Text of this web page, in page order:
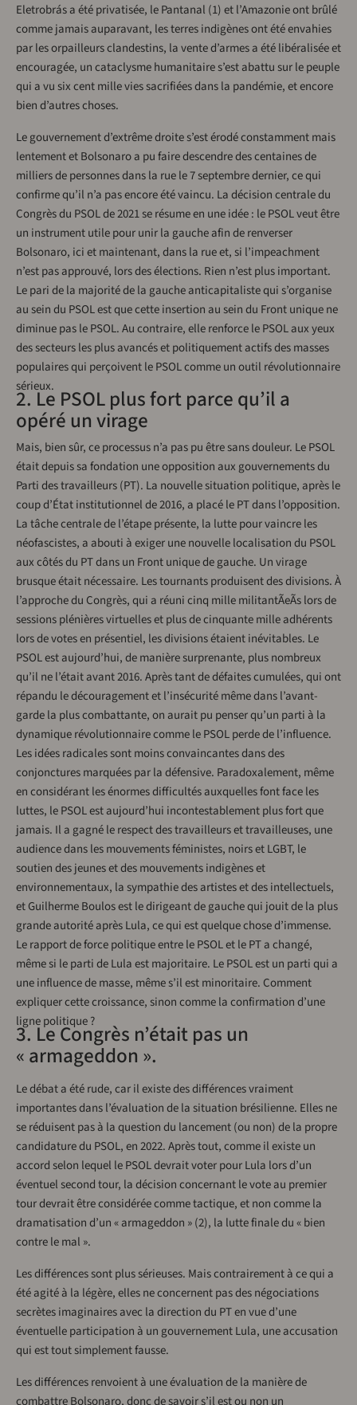
Eletrobrás a été privatisée, le Pantanal (1) et l’Amazonie ont brûlé
comme jamais auparavant, les terres indigènes ont été envahies
par les orpailleurs clandestins, la vente d’armes a été libéralisée et
encouragée, un cataclysme humanitaire s’est abattu sur le peuple
qui a vu six cent mille vies sacrifiées dans la pandémie, et encore
bien d’autres choses.
Le gouvernement d’extrême droite s’est érodé constamment mais
lentement et Bolsonaro a pu faire descendre des centaines de
milliers de personnes dans la rue le 7 septembre dernier, ce qui
confirme qu’il n’a pas encore été vaincu. La décision centrale du
Congrès du PSOL de 2021 se résume en une idée : le PSOL veut être
un instrument utile pour unir la gauche afin de renverser
Bolsonaro, ici et maintenant, dans la rue et, si l’impeachment
n’est pas approuvé, lors des élections. Rien n’est plus important.
Le pari de la majorité de la gauche anticapitaliste qui s’organise
au sein du PSOL est que cette insertion au sein du Front unique ne
diminue pas le PSOL. Au contraire, elle renforce le PSOL aux yeux
des secteurs les plus avancés et politiquement actifs des masses
populaires qui perçoivent le PSOL comme un outil révolutionnaire
sérieux.
2. Le PSOL plus fort parce qu’il a
opéré un virage
Mais, bien sûr, ce processus n’a pas pu être sans douleur. Le PSOL
était depuis sa fondation une opposition aux gouvernements du
Parti des travailleurs (PT). La nouvelle situation politique, après le
coup d’État institutionnel de 2016, a placé le PT dans l’opposition.
La tâche centrale de l’étape présente, la lutte pour vaincre les
néofascistes, a abouti à exiger une nouvelle localisation du PSOL
aux côtés du PT dans un Front unique de gauche. Un virage
brusque était nécessaire. Les tournants produisent des divisions. À
l’approche du Congrès, qui a réuni cinq mille militantÃeÃs lors de
sessions plénières virtuelles et plus de cinquante mille adhérents
lors de votes en présentiel, les divisions étaient inévitables. Le
PSOL est aujourd’hui, de manière surprenante, plus nombreux
qu’il ne l’était avant 2016. Après tant de défaites cumulées, qui ont
répandu le découragement et l’insécurité même dans l’avant-
garde la plus combattante, on aurait pu penser qu’un parti à la
dynamique révolutionnaire comme le PSOL perde de l’influence.
Les idées radicales sont moins convaincantes dans des
conjonctures marquées par la défensive. Paradoxalement, même
en considérant les énormes difficultés auxquelles font face les
luttes, le PSOL est aujourd’hui incontestablement plus fort que
jamais. Il a gagné le respect des travailleurs et travailleuses, une
audience dans les mouvements féministes, noirs et LGBT, le
soutien des jeunes et des mouvements indigènes et
environnementaux, la sympathie des artistes et des intellectuels,
et Guilherme Boulos est le dirigeant de gauche qui jouit de la plus
grande autorité après Lula, ce qui est quelque chose d’immense.
Le rapport de force politique entre le PSOL et le PT a changé,
même si le parti de Lula est majoritaire. Le PSOL est un parti qui a
une influence de masse, même s’il est minoritaire. Comment
expliquer cette croissance, sinon comme la confirmation d’une
ligne politique ?
3. Le Congrès n’était pas un
« armageddon ».
Le débat a été rude, car il existe des différences vraiment
importantes dans l’évaluation de la situation brésilienne. Elles ne
se réduisent pas à la question du lancement (ou non) de la propre
candidature du PSOL, en 2022. Après tout, comme il existe un
accord selon lequel le PSOL devrait voter pour Lula lors d’un
éventuel second tour, la décision concernant le vote au premier
tour devrait être considérée comme tactique, et non comme la
dramatisation d’un « armageddon » (2), la lutte finale du « bien
contre le mal ».
Les différences sont plus sérieuses. Mais contrairement à ce qui a
été agité à la légère, elles ne concernent pas des négociations
secrètes imaginaires avec la direction du PT en vue d’une
éventuelle participation à un gouvernement Lula, une accusation
qui est tout simplement fausse.
Les différences renvoient à une évaluation de la manière de
combattre Bolsonaro, donc de savoir s’il est ou non un